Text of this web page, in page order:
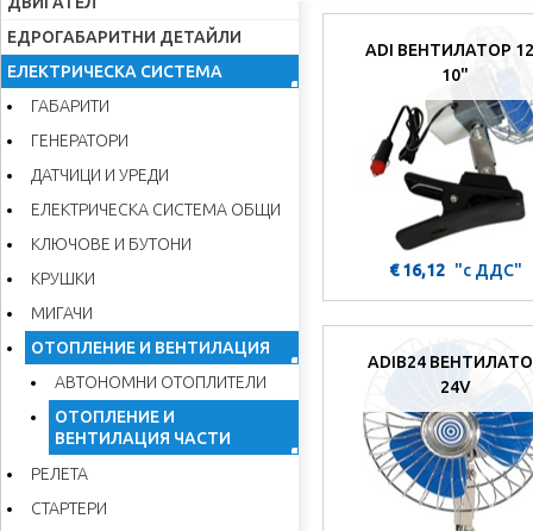
ЕДРОГАБАРИТНИ ДЕТАЙЛИ
ЕЛЕКТРИЧЕСКА СИСТЕМА
ГАБАРИТИ
ГЕНЕРАТОРИ
ДАТЧИЦИ И УРЕДИ
ЕЛЕКТРИЧЕСКА СИСТЕМА ОБЩИ
КЛЮЧОВЕ И БУТОНИ
КРУШКИ
МИГАЧИ
ОТОПЛЕНИЕ И ВЕНТИЛАЦИЯ
АВТОНОМНИ ОТОПЛИТЕЛИ
ОТОПЛЕНИЕ И
ВЕНТИЛАЦИЯ ЧАСТИ
РЕЛЕТА
СТАРТЕРИ
ADI ВЕНТИЛАТОР
10"
€ 16,12 "с ДДС"
ADIB24
24V